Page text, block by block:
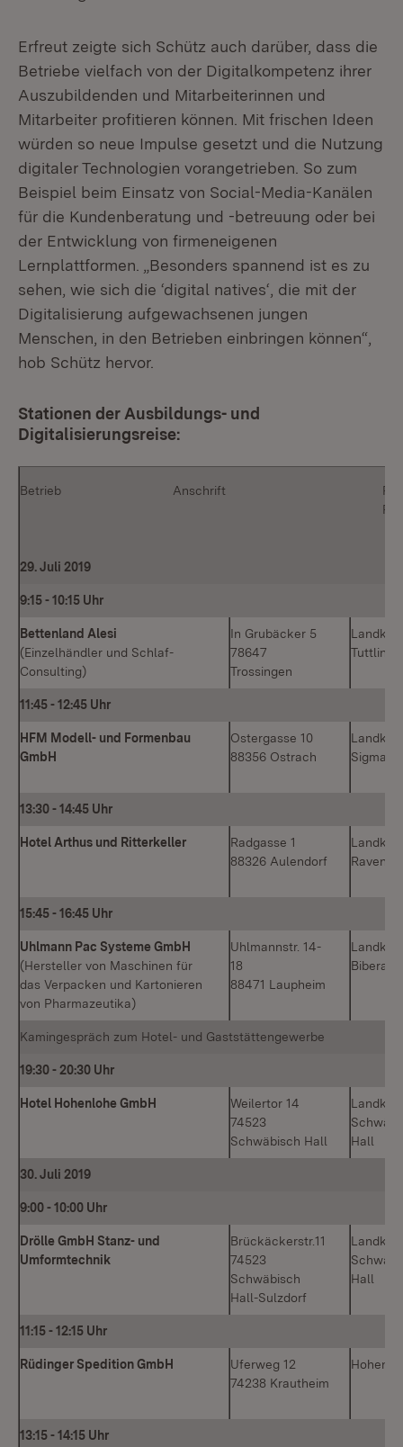
Erfreut zeigte sich Schütz auch darüber, dass die
Betriebe vielfach von der Digitalkompetenz ihrer
Auszubildenden und Mitarbeiterinnen und
Mitarbeiter profitieren können. Mit frischen Ideen
würden so neue Impulse gesetzt und die Nutzung
digitaler Technologien vorangetrieben. So zum
Beispiel beim Einsatz von Social-Media-Kanälen
für die Kundenberatung und -betreuung oder bei
der Entwicklung von firmeneigenen
Lernplattformen. „Besonders spannend ist es zu
sehen, wie sich die ‘digital natives‘, die mit der
Digitalisierung aufgewachsenen jungen
Menschen, in den Betrieben einbringen können“,
hob Schütz hervor.
Stationen der Ausbildungs- und
Digitalisierungsreise:
Betrieb Anschrift
29. Juli 2019
9:15-10:15 Uhr
Bettenland Alesi
(Einzelhändler und Schlaf-
Consulting)
In Grubäcker 5
78647
Trossingen
11:45-12:45 Uhr
HFM Modell- und Formenbau
GmbH
Ostergasse 10
88356 Ostrach
13:30-14:45 Uhr
Hotel Arthus und Ritterkeller
Radgasse 1
88326 Aulendorf
15:45-16:45 Uhr
Uhlmann Pac Systeme GmbH
(Hersteller von Maschinen für
das Verpacken und Kartonieren
von Pharmazeutika)
Uhlmannstr. 14-
18
88471 Laupheim
Biberach
Kamingespräch zum Hotel- und Gaststättengewerbe
19:30-20:30 Uhr
Hotel Hohenlohe GmbH
Weilertor 14
74523
Schwäbisch Hall
Hall
30. Juli 2019
9:00-10:00 Uhr
Drölle GmbH Stanz- und
Umformtechnik
Brückäckerstr.11
74523
Schwäbisch
Hall-Sulzdorf
Hall
11:15-12:15 Uhr
Rüdinger Spedition GmbH
Uferweg 12
74238 Krautheim
13:15-14:15 Uhr